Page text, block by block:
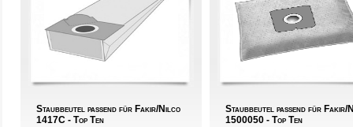
Staubbeutel passend für Fakir/Nilco
1417C - Top Ten
Staubbeutel passend für Fakir/
1500050 - Top Ten